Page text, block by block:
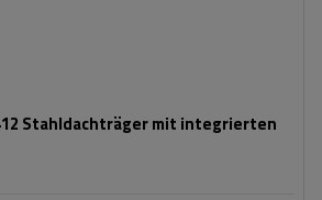
Stahldachträger mit integrierten